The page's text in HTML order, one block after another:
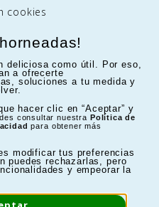
deliciosa como útil. Por eso,
a ofrecerte
soluciones a tu medida y
hacer clic en “Aceptar” y
consultar nuestra Política de
para obtener más
modificar tus preferencias
puedes rechazarlas, pero
y empeorar la
FILTRAR